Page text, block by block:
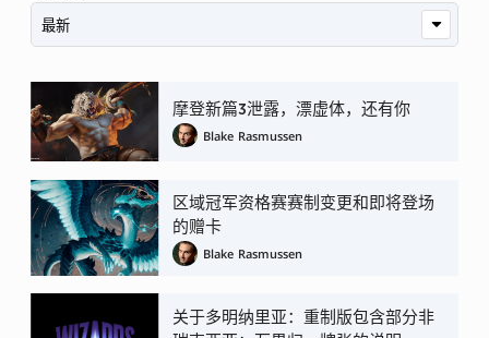
摩登新篇3泄露，漂虚体，还有你
Blake Rasmussen
区域冠军资格赛赛制变更和即将登场
的赠卡
Blake Rasmussen
关于多明纳里亚：重制版包含部分非